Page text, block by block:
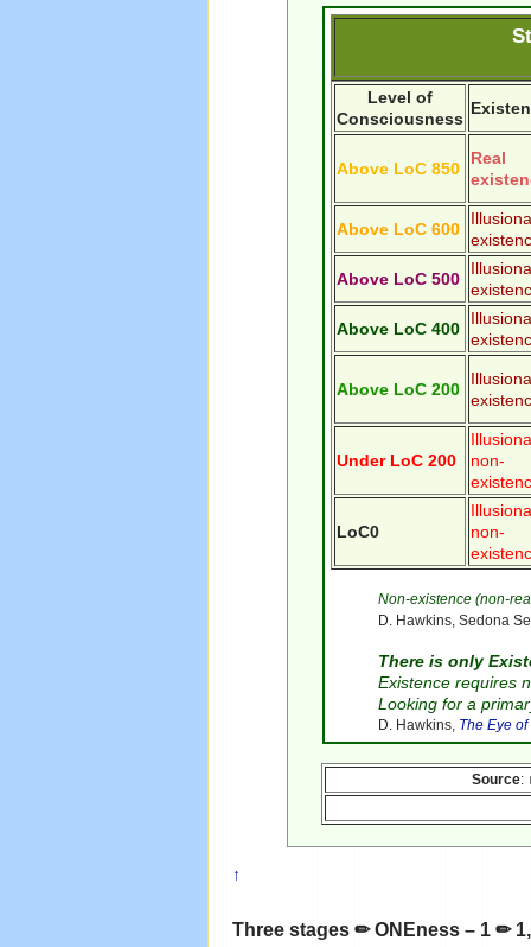
Level of
Consciousness
Above LoC 850
Real
Above LoC 600
Above LoC 500
Above LoC 400
Above LoC 200
Under LoC 200
non-
LoC0
non-
Non-existence (non-
D. Hawkins, Sedona
There is only
Existence requires
Looking for a
D. Hawkins, The Eye
Source:
↑
Three stages ✏ ONEness – 1 ✏